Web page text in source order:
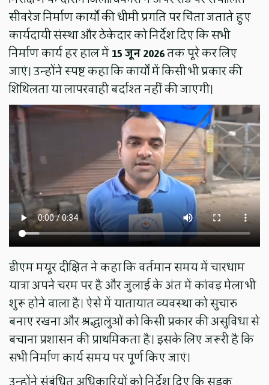
सीवरेज निर्माण कार्यों की धीमी प्रगति पर चिंता जताते हुए
कार्यदायी संस्था और ठेकेदार को निर्देश दिए कि सभी
निर्माण कार्य हर हाल में15 जून 2026तक पूरे कर लिए
जाएं। उन्होंने स्पष्ट कहा कि कार्यों में किसी भी प्रकार की
शिथिलता या लापरवाही बर्दाश्त नहीं की जाएगी।
डीएम मयूर दीक्षित ने कहा कि वर्तमान समय में चारधाम
यात्रा अपने चरम पर है और जुलाई के अंत में कांवड़ मेला भी
शुरू होने वाला है। ऐसे में यातायात व्यवस्था को सुचारु
बनाए रखना और श्रद्धालुओं को किसी प्रकार की असुविधा से
बचाना प्रशासन की प्राथमिकता है। इसके लिए जरूरी है कि
सभी निर्माण कार्य समय पर पूर्ण किए जाएं।